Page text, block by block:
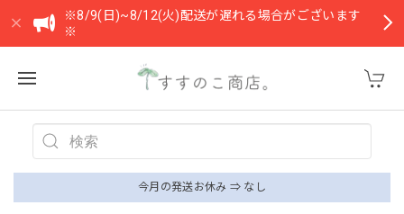
※8/9(日)~8/12(火)配送が遅れる場合がございます
※
今月の発送お休み ⇒ なし